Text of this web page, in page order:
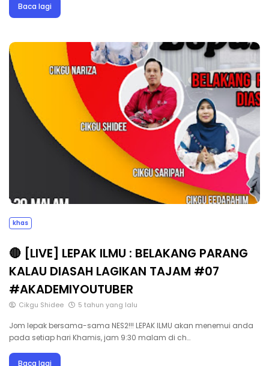
Baca lagi
khas
🔴 [LIVE] LEPAK ILMU : BELAKANG PARANG
KALAU DIASAH LAGIKAN TAJAM #07
#AKADEMIYOUTUBER
Cikgu Shidee 5 tahun yang lalu
Jom lepak bersama-sama NES2!!! LEPAK ILMU akan menemui anda
pada setiap hari Khamis, jam 9:30 malam di ch…
Baca lagi